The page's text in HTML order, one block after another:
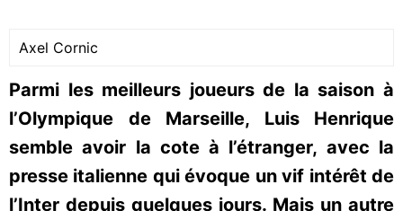
Axel Cornic
Parmi les meilleurs joueurs de la saison à
l’Olympique de Marseille, Luis Henrique
semble avoir la cote à l’étranger, avec la
presse italienne qui évoque un vif intérêt de
l’Inter depuis quelques jours. Mais un autre